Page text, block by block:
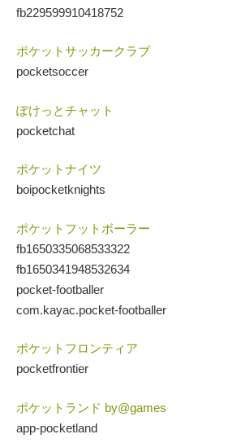
fb229599910418752
ポケットサッカークラブ
pocketsoccer
ぽけっとチャット
pocketchat
ポケットナイツ
boipocketknights
ポケットフットボーラー
fb1650335068533322
fb1650341948532634
pocket-footballer
com.kayac.pocket-footballer
ポケットフロンティア
pocketfrontier
ポケットランド by@games
app-pocketland